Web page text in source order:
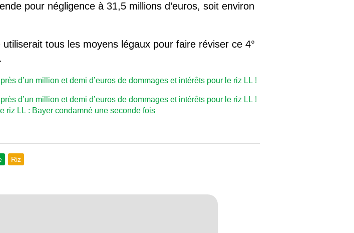
pour négligence à 31,5 millions d’euros, soit environ
utiliserait tous les moyens légaux pour faire réviser ce 4°
.
d’un million et demi d’euros de dommages et intérêts pour le riz LL !
d’un million et demi d’euros de dommages et intérêts pour le riz LL !
riz LL : Bayer condamné une seconde fois
Riz